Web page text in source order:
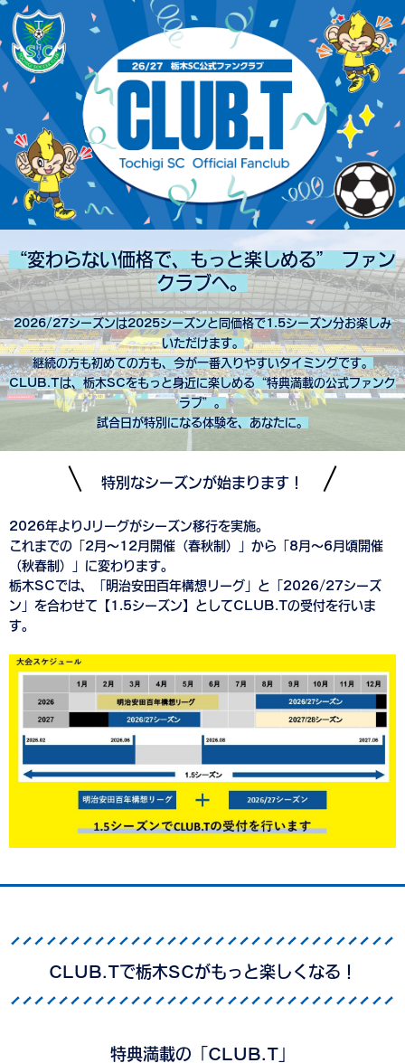
“変わらない価格で、もっと楽しめる” ファン
クラブへ。
2026/27シーズンは2025シーズンと同価格で1.5シーズン分お楽しみ
いただけます。
継続の方も初めての方も、今が一番入りやすいタイミングです。
CLUB.Tは、栃木SCをもっと身近に楽しめる“特典満載の公式ファンク
ラブ”。
試合日が特別になる体験を、あなたに。
特別なシーズンが始まります！
2026年よりJリーグがシーズン移行を実施。
これまでの「2月～12月開催（春秋制）」から「8月～6月頃開催
（秋春制）」に変わります。
栃木SCでは、「明治安田百年構想リーグ」と「2026/27シーズ
ン」を合わせて【1.5シーズン】としてCLUB.Tの受付を行いま
す。
CLUB.Tで栃木SCがもっと楽しくなる！
特典満載の「CLUB.T」